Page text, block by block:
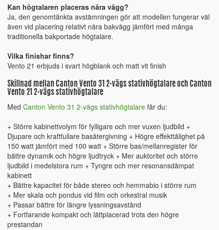
Kan högtalaren placeras nära vägg?
Ja, den genomtänkta avstämningen gör att modellen fungerar väl
även vid placering relativt nära bakvägg jämfört med många
traditionella bakportade högtalare.
Vilka finishar finns?
Vento 21 erbjuds i svart högblank och matt vit finish
Skillnad mellan Canton Vento 31 2-vägs stativhögtalare och Canton
Vento 21 2-vägs stativhögtalare
Med Canton Vento 31 2-vägs stativhögtalare får du:
+ Större kabinettvolym för fylligare och mer vuxen ljudbild +
Djupare och kraftfullare basåtergivning + Högre effekttålighet på
150 watt jämfört med 100 watt + Större bas/mellanregister för
bättre dynamik och högre ljudtryck + Mer auktoritet och större
ljudbild i medelstora rum + Tyngre och mer resonansdämpat
kabinett
+ Bättre kapacitet för både stereo och hemmabio i större rum
+ Mer skala och pondus vid film och orkestral musik
+ Passar bättre för längre lyssningsavstånd
+ Fortfarande kompakt och lättplacerad trots den högre
prestandan